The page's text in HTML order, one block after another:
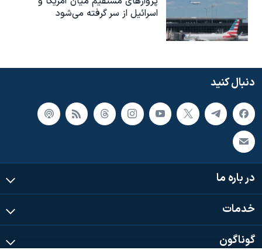
اسرائیل از سر گرفته می‌شود
دنبال کنید
در باره ما
خدمات
گوناگون